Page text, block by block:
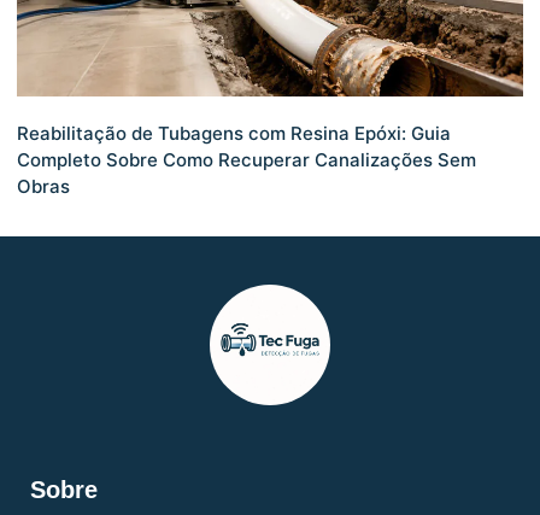
Reabilitação de Tubagens com Resina Epóxi: Guia
Completo Sobre Como Recuperar Canalizações Sem
Obras
Sobre